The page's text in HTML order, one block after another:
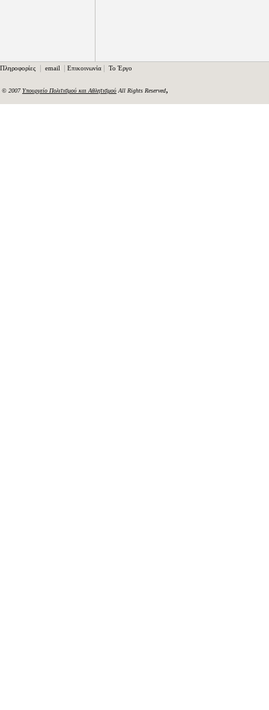
Πληροφορίες | email | Επικοινωνία | Το Έργο
© 2007Υπουργείο Πολιτισμού και Αθλητισμού All Rights Reserved,